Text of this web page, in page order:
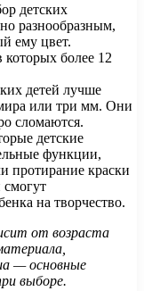
детских
разнообразным,
ему цвет.
более 12
детей лучше
или три мм. Они
сломаются.
детские
функции,
протирание краски
на творчество.
от возраста
— основные
выборе.